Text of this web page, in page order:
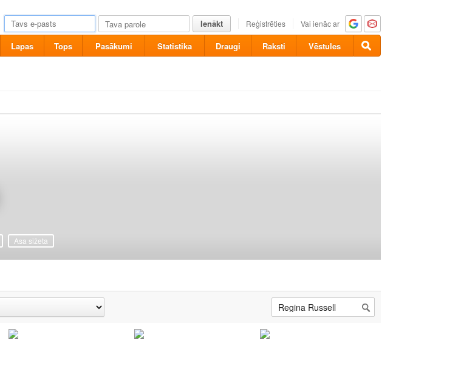
Ienākt Reģistrēties Vai ienāc ar
Lapas Tops Pasākumi Statistika Draugi Raksti Vēstules
Asa sižeta